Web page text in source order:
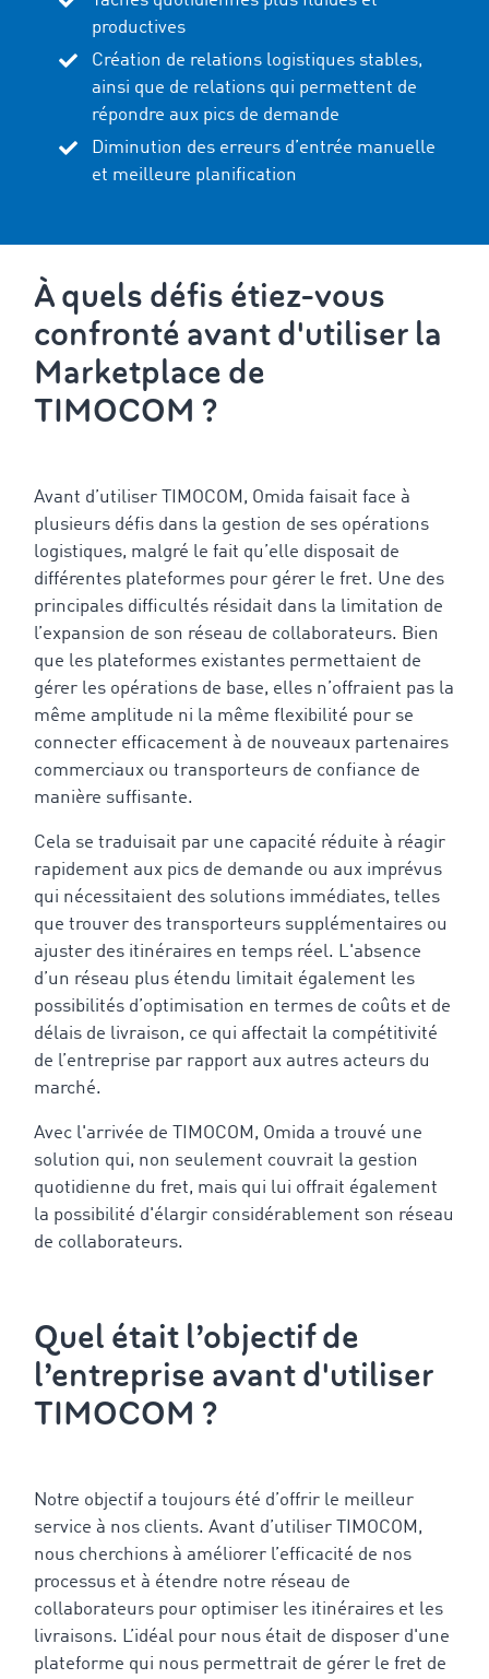
productives
Création de relations logistiques stables,
ainsi que de relations qui permettent de
répondre aux pics de demande
Diminution des erreurs d’entrée manuelle
et meilleure planification
À quels défis étiez-vous
confronté avant d'utiliser la
Marketplace de
TIMOCOM ?
Avant d’utiliser TIMOCOM, Omida faisait face à
plusieurs défis dans la gestion de ses opérations
logistiques, malgré le fait qu’elle disposait de
différentes plateformes pour gérer le fret. Une des
principales difficultés résidait dans la limitation de
l’expansion de son réseau de collaborateurs. Bien
que les plateformes existantes permettaient de
gérer les opérations de base, elles n’offraient pas la
même amplitude ni la même flexibilité pour se
connecter efficacement à de nouveaux partenaires
commerciaux ou transporteurs de confiance de
manière suffisante.
Cela se traduisait par une capacité réduite à réagir
rapidement aux pics de demande ou aux imprévus
qui nécessitaient des solutions immédiates, telles
que trouver des transporteurs supplémentaires ou
ajuster des itinéraires en temps réel. L'absence
d’un réseau plus étendu limitait également les
possibilités d’optimisation en termes de coûts et de
délais de livraison, ce qui affectait la compétitivité
de l’entreprise par rapport aux autres acteurs du
marché.
Avec l'arrivée de TIMOCOM, Omida a trouvé une
solution qui, non seulement couvrait la gestion
quotidienne du fret, mais qui lui offrait également
la possibilité d'élargir considérablement son réseau
de collaborateurs.
Quel était l’objectif de
l’entreprise avant d'utiliser
TIMOCOM ?
Notre objectif a toujours été d’offrir le meilleur
service à nos clients. Avant d’utiliser TIMOCOM,
nous cherchions à améliorer l’efficacité de nos
processus et à étendre notre réseau de
collaborateurs pour optimiser les itinéraires et les
livraisons. L’idéal pour nous était de disposer d'une
plateforme qui nous permettrait de gérer le fret de